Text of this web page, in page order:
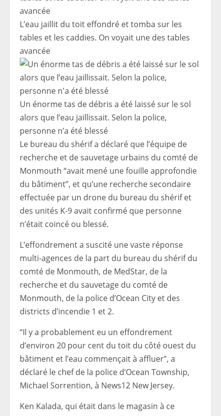
L’eau jaillit du toit effondré et tomba sur les
tables et les caddies. On voyait une des tables
avancée
Un énorme tas de débris a été laissé sur le sol
alors que l’eau jaillissait. Selon la police,
personne n’a été blessé
Le bureau du shérif a déclaré que l’équipe de
recherche et de sauvetage urbains du comté de
Monmouth “avait mené une fouille approfondie
du bâtiment”, et qu’une recherche secondaire
effectuée par un drone du bureau du shérif et
des unités K-9 avait confirmé que personne
n’était coincé ou blessé.
L’effondrement a suscité une vaste réponse
multi-agences de la part du bureau du shérif du
comté de Monmouth, de MedStar, de la
recherche et du sauvetage du comté de
Monmouth, de la police d’Ocean City et des
districts d’incendie 1 et 2.
“Il y a probablement eu un effondrement
d’environ 20 pour cent du toit du côté ouest du
bâtiment et l’eau commençait à affluer”, a
déclaré le chef de la police d’Ocean Township,
Michael Sorrention, à News12 New Jersey.
Ken Kalada, qui était dans le magasin à ce